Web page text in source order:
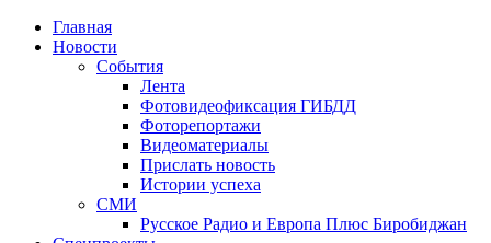
Главная
Новости
События
Лента
Фотовидеофиксация ГИБДД
Фоторепортажи
Видеоматериалы
Прислать новость
Истории успеха
СМИ
Русское Радио и Европа Плюс Биробиджан